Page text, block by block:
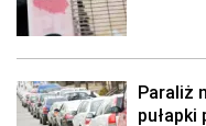
Paraliż